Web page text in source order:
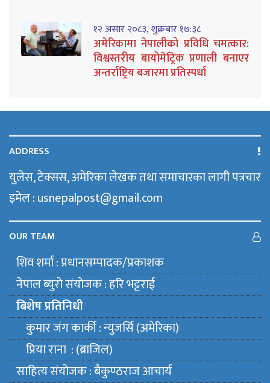
१२ असार २०८३, शुक्रबार १७:३८
अमेरिकामा नेपालीको प्रविधि चमत्कार:
विश्वस्तरीय बायोमेट्रिक प्रणाली बनाएर
अन्तर्राष्ट्रिय बजारमा प्रतिस्पर्धा
ADDRESS
युलेस, टेक्सस, अमेरिका लेखक तथा समाचारका लागी पत्रचार
इमेल : usnepalpost@gmail.com
OUR TEAM
शिव शर्मा : प्रधानसम्पादक/प्रकाशक
नेपाल ब्युराे संयाेजक : हरि भट्टराई
बिशेष प्रतिनिधी
कुमार जंग कार्की : न्युजर्सि (अमेरिका)
प्रिया राना : (ब्राजिल)
साहित्य संयाेजक : बैकुण्ठराज आचार्य